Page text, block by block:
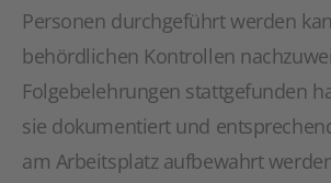
Personen durchgeführt werden
behördlichen Kontrollen
Folgebelehrungen stattgefunden
sie dokumentiert und
am Arbeitsplatz aufbewahrt